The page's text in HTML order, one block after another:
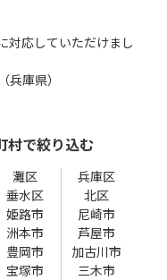
対応していただけまし
兵庫県）
村で絞り込む
灘区
兵庫区
垂水区
北区
姫路市
尼崎市
洲本市
芦屋市
豊岡市
加古川市
宝塚市
三木市